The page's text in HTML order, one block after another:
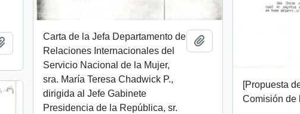
Add to clipboard
Carta de la Jefa Departamento de
Relaciones Internacionales del
Servicio Nacional de la Mujer,
sra. María Teresa Chadwick P.,
dirigida al Jefe Gabinete
Presidencia de la República, sr.
Add to clipboard
[Propuesta
Comisión de